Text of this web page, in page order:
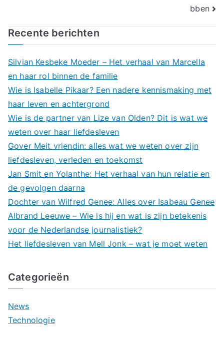
bben
Recente berichten
Silvian Kesbeke Moeder – Het verhaal van Marcella
en haar rol binnen de familie
Wie is Isabelle Pikaar? Een nadere kennismaking met
haar leven en achtergrond
Wie is de partner van Lize van Olden? Dit is wat we
weten over haar liefdesleven
Gover Meit vriendin: alles wat we weten over zijn
liefdesleven, verleden en toekomst
Jan Smit en Yolanthe: Het verhaal van hun relatie en
de gevolgen daarna
Dochter van Wilfred Genee: Alles over Isabeau Genee
Albrand Leeuwe – Wie is hij en wat is zijn betekenis
voor de Nederlandse journalistiek?
Het liefdesleven van Mell Jonk – wat je moet weten
Categorieën
News
Technologie